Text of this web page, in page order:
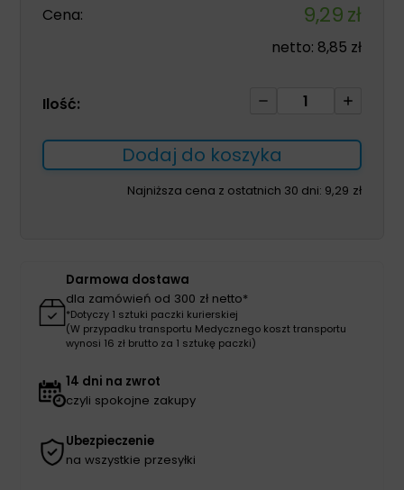
Cena: 9,29zł
netto: 8,85 zł
Ilość:
ilość
DIA
330
ml
Dodaj do koszyka
Najniższa cena z ostatnich 30 dni: 9,29 zł
Darmowa dostawa
dla zamówień od 300 zł netto*
*Dotyczy 1 sztuki paczki kurierskiej
(W przypadku transportu Medycznego koszt transportu
wynosi 16 zł brutto za 1 sztukę paczki)
14 dni na zwrot
czyli spokojne zakupy
Ubezpieczenie
na wszystkie przesyłki